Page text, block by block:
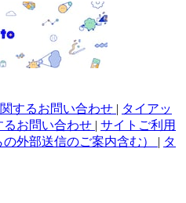
するお問い合わせ | タイアッ
るお問い合わせ | サイトご利用
外部送信のご案内含む） | タ